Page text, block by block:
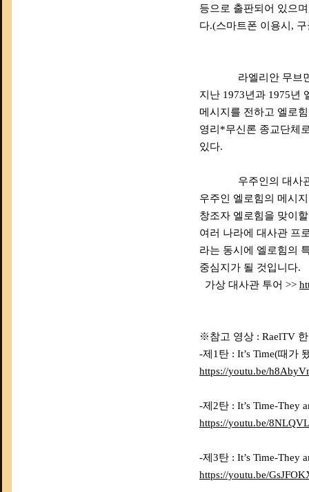
등으로 출판되어 있으
다.(스마트폰 이용시,
라엘리안 무브먼트
지난 1973년과 1975년
메시지를 전하고 엘로
영리*무신론 종교단체
있다.
우주인의 대사
우주인 엘로힘의 메시
창조자 엘로힘을 맞이
여러 나라에 대사관 프
라는 동시에 엘로힘의
중심지가 될 것입니다.
가상 대사관 투어 >>
※참고 영상 : RaelTV
-제1탄 : It’s Time(때가
https://youtu.be/
-제2탄 : It’s Time-They
https://youtu.be/
-제3탄 : It’s Time-They
https://youtu.be/